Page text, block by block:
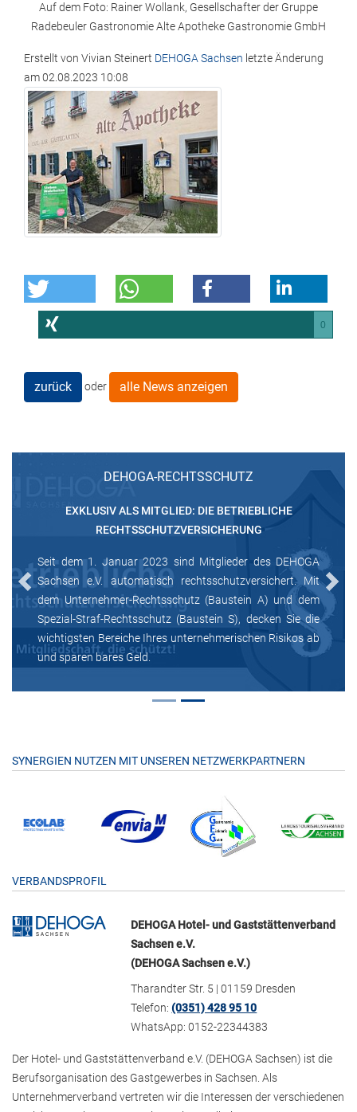
Auf dem Foto: Rainer Wollank, Gesellschafter der Gruppe
Radebeuler Gastronomie Alte Apotheke Gastronomie GmbH
Erstellt von Vivian Steinert DEHOGA Sachsen letzte Änderung
am02.08.2023 10:08
0
zurück oder alle News anzeigen
DEHOGA-RECHTSSCHUTZ
EXKLUSIV ALS MITGLIED: DIE BETRIEBLICHE
RECHTSSCHUTZVERSICHERUNG
Seit dem 1. Januar 2023 sind Mitglieder des DEHOGA
Sachsen e.V. automatisch rechtsschutzversichert. Mit
dem Unternehmer-Rechtsschutz (Baustein A) und dem
Spezial-Straf-Rechtsschutz (Baustein S), decken Sie die
wichtigsten Bereiche Ihres unternehmerischen Risikos ab
und sparen bares Geld.
Previous Next
SYNERGIEN NUTZEN MIT UNSEREN NETZWERKPARTNERN
VERBANDSPROFIL
DEHOGA Hotel- und Gaststättenverband
Sachsen e.V.
(DEHOGA Sachsen e.V.)
Tharandter Str. 5 | 01159 Dresden
Telefon:(0351) 428 95 10
WhatsApp: 0152-22344383
Der Hotel- und Gaststättenverband e.V. (DEHOGA Sachsen) ist die
Berufsorganisation des Gastgewerbes in Sachsen. Als
Unternehmerverband vertreten wir die Interessen der verschiedenen